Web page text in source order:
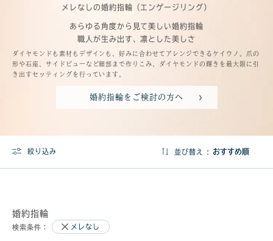
メレなしの婚約指輪（エンゲージリング）
あらゆる角度から見て美しい婚約指輪
職人が生み出す、凛とした美しさ
ダイヤモンドも素材もデザインも、好みに合わせてアレンジできるケイウノ。爪の
形や石座、サイドビューなど細部まで作りこみ、ダイヤモンドの輝きを最大限に引
き出すセッティングを行っています。
婚約指輪をご検討の方へ
絞り込み 並び替え :
婚約指輪
検索条件： メレなし